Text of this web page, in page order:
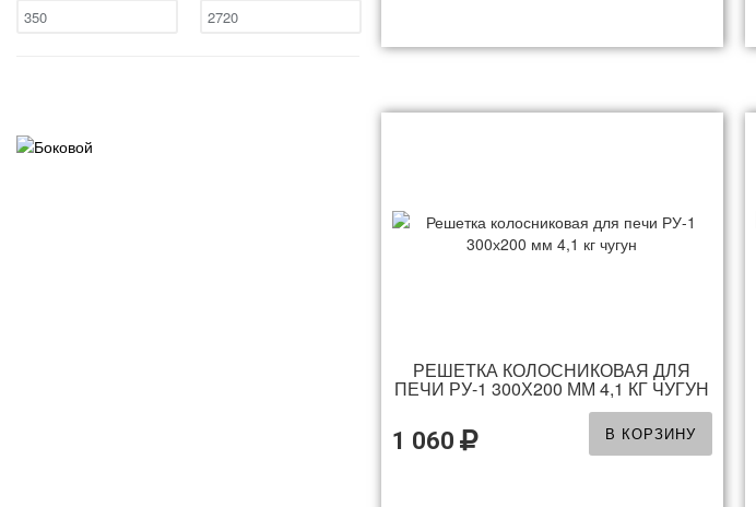
РЕШЕТКА КОЛОСНИКОВАЯ ДЛЯ
ПЕЧИ РУ-1 300Х200 ММ 4,1 КГ ЧУГУН
1 060 В КОРЗИНУ